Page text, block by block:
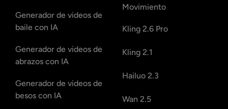
Generador de videos de
baile con IA
Generador de videos de
abrazos con IA
Generador de videos de
besos con IA
Movimiento
Kling 2.6 Pro
Kling 2.1
Hailuo 2.3
Wan 2.5